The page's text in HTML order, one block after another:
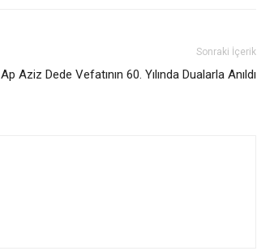
Sonraki İçerik
Ap Aziz Dede Vefatının 60. Yılında Dualarla Anıldı